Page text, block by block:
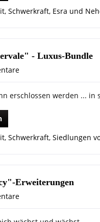
, Schwerkraft, Esra und
- Luxus-Bundle
erschlossen werden ... in
, Schwerkraft, Siedlungen
Erweiterungen